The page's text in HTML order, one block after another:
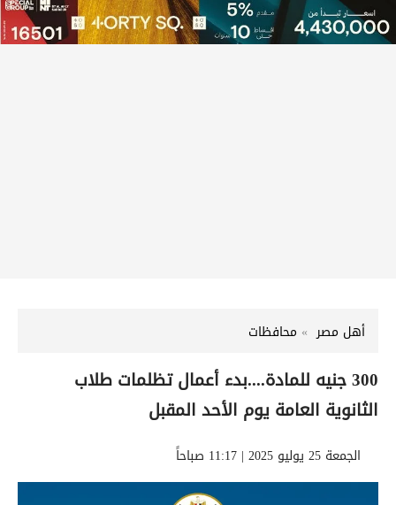
أهل مصر محافظات
300 جنيه للمادة....بدء أعمال تظلمات طلاب
الثانوية العامة يوم الأحد المقبل
الجمعة 25 يوليو 2025 | 11:17 صباحاً